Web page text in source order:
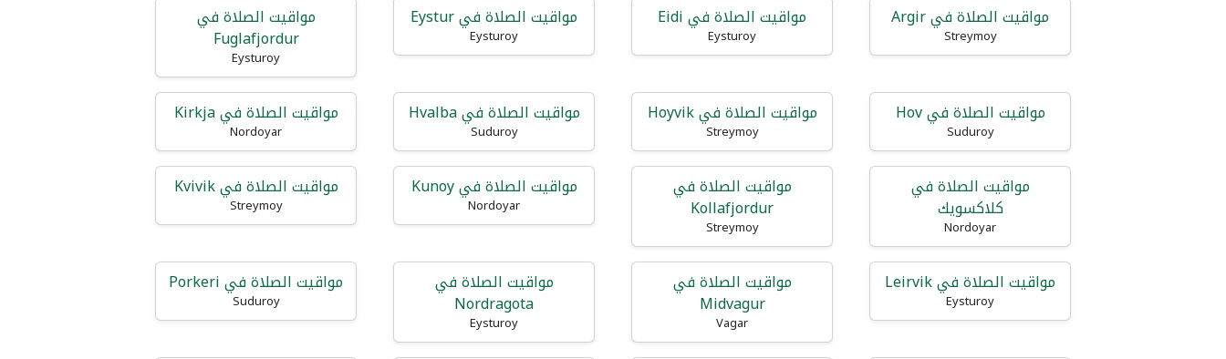
مواقيت الصلاة في Argir
Streymoy
مواقيت الصلاة في Eidi
Eysturoy
مواقيت الصلاة في Eystur
Eysturoy
مواقيت الصلاة في
Fuglafjordur
Eysturoy
مواقيت الصلاة في Hov
Suduroy
مواقيت الصلاة في Hoyvik
Streymoy
مواقيت الصلاة في Hvalba
Suduroy
مواقيت الصلاة في Kirkja
Nordoyar
مواقيت الصلاة في
كلاكسويك
Nordoyar
مواقيت الصلاة في
Kollafjordur
Streymoy
مواقيت الصلاة في Kunoy
Nordoyar
مواقيت الصلاة في Kvivik
Streymoy
مواقيت الصلاة في Leirvik
Eysturoy
مواقيت الصلاة في
Midvagur
Vagar
مواقيت الصلاة في
Nordragota
Eysturoy
مواقيت الصلاة في Porkeri
Suduroy